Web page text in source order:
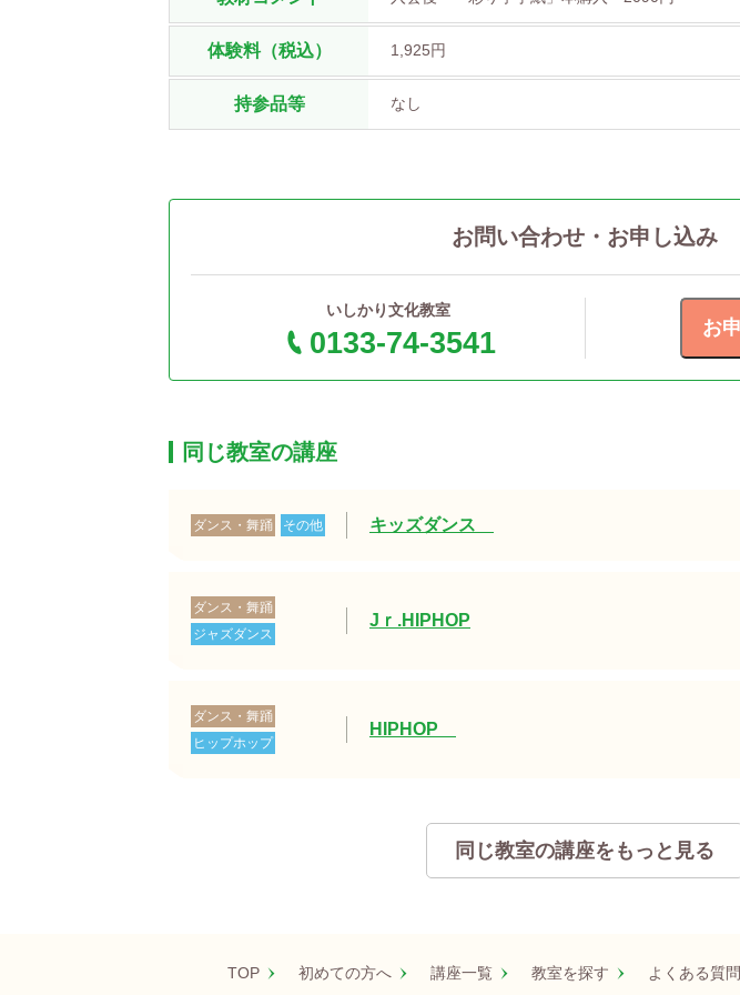
体験料（税込） 1,925円
持参品等 なし
お問い合わせ・お申し込み
いしかり文化教室
0133-74-3541
同じ教室の講座
ダンス・舞踊 その他 キッズダンス
ダンス・舞踊
ジャズダンス
Jｒ.HIPHOP
ダンス・舞踊
ヒップホップ
HIPHOP
同じ教室の講座をもっと見る
TOP 初めての方へ 講座一覧 教室を探す よくある質問